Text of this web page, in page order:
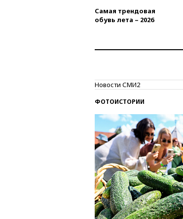
Самая трендовая
обувь лета – 2026
Новости СМИ2
ФОТОИСТОРИИ